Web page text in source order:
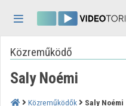
Kezdőlap
Bejelentkezés
Felfedezés
Közreműködő
Saly Noémi
Közreműködők Saly Noémi